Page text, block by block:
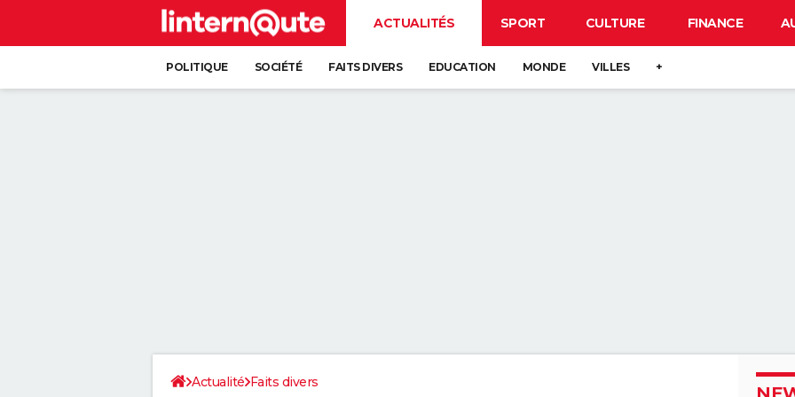
ACTUALITÉS SPORT CULTURE FINANCE
POLITIQUE SOCIÉTÉ FAITS DIVERS EDUCATION MONDE VILLES +
Actualité Faits divers